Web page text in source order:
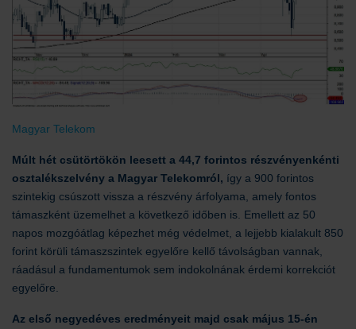
Magyar Telekom
Múlt hét csütörtökön leesett a 44,7 forintos részvényenkénti
osztalékszelvény a Magyar Telekomról, így a 900 forintos
szintekig csúszott vissza a részvény árfolyama, amely fontos
támaszként üzemelhet a következő időben is. Emellett az 50
napos mozgóátlag képezhet még védelmet, a lejjebb kialakult 850
forint körüli támaszszintek egyelőre kellő távolságban vannak,
ráadásul a fundamentumok sem indokolnának érdemi korrekciót
egyelőre.
Az első negyedéves eredményeit majd csak május 15-én